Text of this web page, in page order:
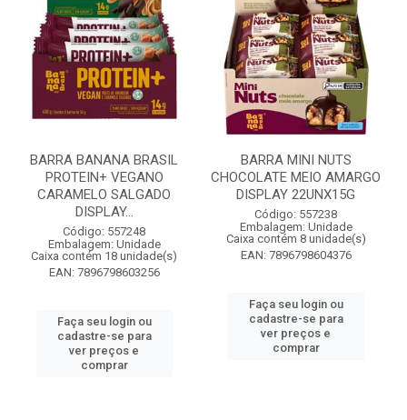
BARRA BANANA BRASIL
PROTEIN+ VEGANO
CARAMELO SALGADO
DISPLAY...
Código: 557248
Embalagem: Unidade
Caixa contém 18 unidade(s)
EAN: 7896798603256
Faça seu login ou
cadastre-se para
ver preços e
comprar
BARRA MINI NUTS
CHOCOLATE MEIO AMARGO
DISPLAY 22UNX15G
Código: 557238
Embalagem: Unidade
Caixa contém 8 unidade(s)
EAN: 7896798604376
Faça seu login ou
cadastre-se para
ver preços e
comprar